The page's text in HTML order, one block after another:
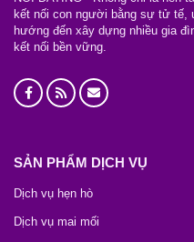
kết nối con người bằng sự tử tế,
hướng đến xây dựng nhiều gia
kết nối bền vững.
SẢN PHẨM DỊCH VỤ
Dịch vụ hẹn hò
Dịch vụ mai mối